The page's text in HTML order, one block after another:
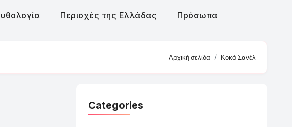
Περιοχές της Ελλάδας Πρόσωπα
Αρχική σελίδα Κοκό Σανέλ
Categories